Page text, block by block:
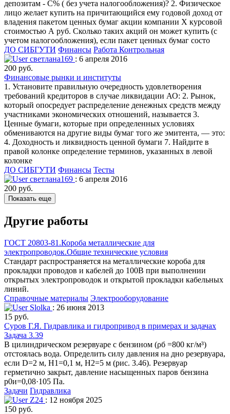
депозитам - С% ( без учета налогообложения)? 2. Физическое
лицо желает купить на причитающийся ему годовой доход от
владения пакетом ценных бумаг акции компании Х курсовой
стоимостью А руб. Сколько таких акций он может купить (с
учетом налогообложения), если пакет ценных бумаг состо
ДО СИБГУТИ Финансы Работа Контрольная
светлана169 : 6 апреля 2016
200 руб.
Финансовые рынки и институты
1. Установите правильную очередность удовлетворения
требований кредиторов в случае ликвидации АО: 2. Рынок,
который опосредует распределение денежных средств между
участниками экономических отношений, называется 3.
Ценные бумаги, которые при определенных условиях
обмениваются на другие виды бумаг того же эмитента, — это:
4. Доходность и ликвидность ценной бумаги 7. Найдите в
правой колонке определение терминов, указанных в левой
колонке
ДО СИБГУТИ Финансы Тесты
светлана169 : 6 апреля 2016
200 руб.
Показать еще
Другие работы
ГОСТ 20803-81.Короба металлические для
электропроводок.Общие технические условия
Стандарт распространяется на металлические короба для
прокладки проводов и кабелей до 100В при выполнении
открытых электропроводок и открытой прокладки кабельных
линий.
Справочные материалы Электрооборудование
Slolka : 26 июня 2013
15 руб.
Суров Г.Я. Гидравлика и гидропривод в примерах и задачах
Задача 3.39
В цилиндрическом резервуаре с бензином (ρб =800 кг/м³)
отстоялась вода. Определить силу давления на дно резервуара,
если D=2 м, Н1=0,1 м, Н2=5 м (рис. 3.46). Резервуар
герметично закрыт, давление насыщенных паров бензина
р0и=0,08·105 Па.
Задачи Гидравлика
Z24 : 12 ноября 2025
150 руб.